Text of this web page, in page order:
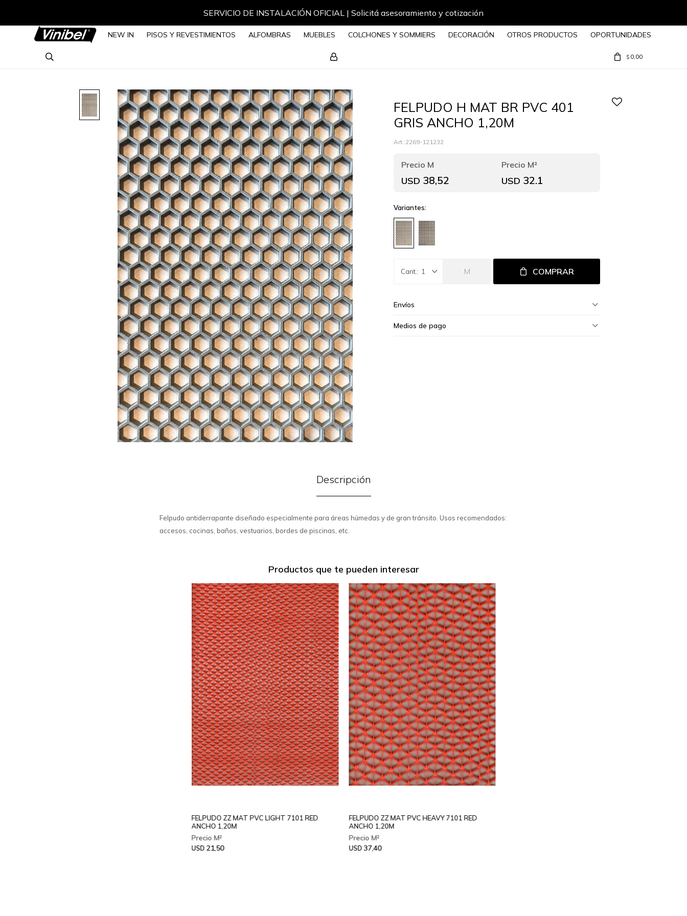
SERVICIO DE INSTALACIÓN OFICIAL | Solicitá asesoramiento y cotización
NEW IN PISOS Y REVESTIMIENTOS ALFOMBRAS MUEBLES COLCHONES Y SOMMIERS DECORACIÓN OTROS PRODUCTOS OPORTUNIDADES
$ 0,00
FELPUDO H MAT BR PVC 401
GRIS ANCHO 1,20M
2269-121232
USD 38,52 USD 32.1
Variantes:
1 M COMPRAR
Envíos
Medios de pago
Descripción
Felpudo antiderrapante diseñado especialmente para áreas húmedas y de gran tránsito. Usos recomendados:
accesos, cocinas, baños, vestuarios, bordes de piscinas, etc.
Productos que te pueden interesar
FELPUDO ZZ MAT PVC LIGHT 7101 RED
ANCHO 1,20M
USD 21,50
FELPUDO ZZ MAT PVC HEAVY 7101 RED
ANCHO 1,20M
USD37,40